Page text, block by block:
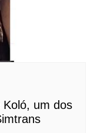
um dos